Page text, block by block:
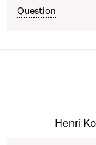
Question
Henri